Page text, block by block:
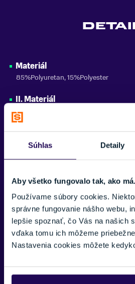
Súhlas Detaily
Aby všetko fungovalo tak, ako
Používame súbory cookies.
správne fungovanie nášho webu,
lepšie spoznať, čo Vás na našich
vďaka tomu ich môžeme
Nastavenia cookies môžete
Materiál
85%Polyuretan, 15%Polyester
II. Materiál
Strih
Regular
Potrebujete viac
pre vás.
VAŠE MENO: